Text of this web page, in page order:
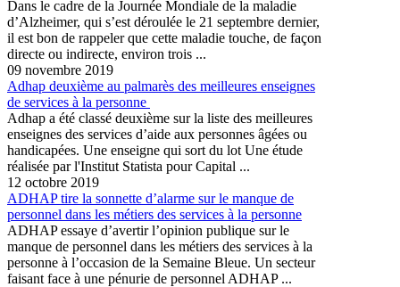
Dans le cadre de la Journée Mondiale de la maladie
d’Alzheimer, qui s’est déroulée le 21 septembre dernier,
il est bon de rappeler que cette maladie touche, de façon
directe ou indirecte, environ trois ...
09 novembre 2019
Adhap deuxième au palmarès des meilleures enseignes
de services à la personne
Adhap a été classé deuxième sur la liste des meilleures
enseignes des services d’aide aux personnes âgées ou
handicapées. Une enseigne qui sort du lot Une étude
réalisée par l'Institut Statista pour Capital ...
12 octobre 2019
ADHAP tire la sonnette d’alarme sur le manque de
personnel dans les métiers des services à la personne
ADHAP essaye d’avertir l’opinion publique sur le
manque de personnel dans les métiers des services à la
personne à l’occasion de la Semaine Bleue. Un secteur
faisant face à une pénurie de personnel ADHAP ...